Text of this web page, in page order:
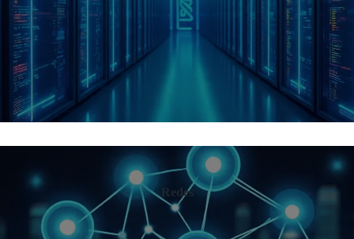
Redes